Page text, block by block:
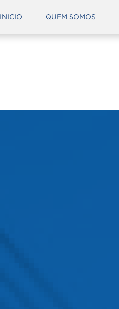
INICIO QUEM SOMOS